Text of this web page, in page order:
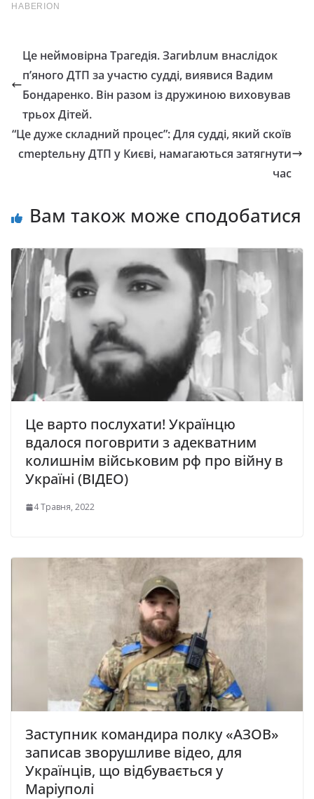
Це неймовірна Трагедія. Загиbлuм внаслідок
п’яного ДТП за участю судді, виявися Вадим
Бондаренко. Він разом із дружиною виховував
трьох Дітей.
“Це дуже складний процес”: Для судді, який скоїв
сmерtельну ДТП у Києві, намагаються затягнути
час
Вам також може сподобатися
Це варто послухати! Українцю
вдалося поговрити з адекватним
колишнім військовим рф про війну в
Україні (ВІДЕО)
4 Травня, 2022
Заступник командира полку «АЗОВ»
записав зворушливе відео, для
Українців, що відбувається у
Маріуполі